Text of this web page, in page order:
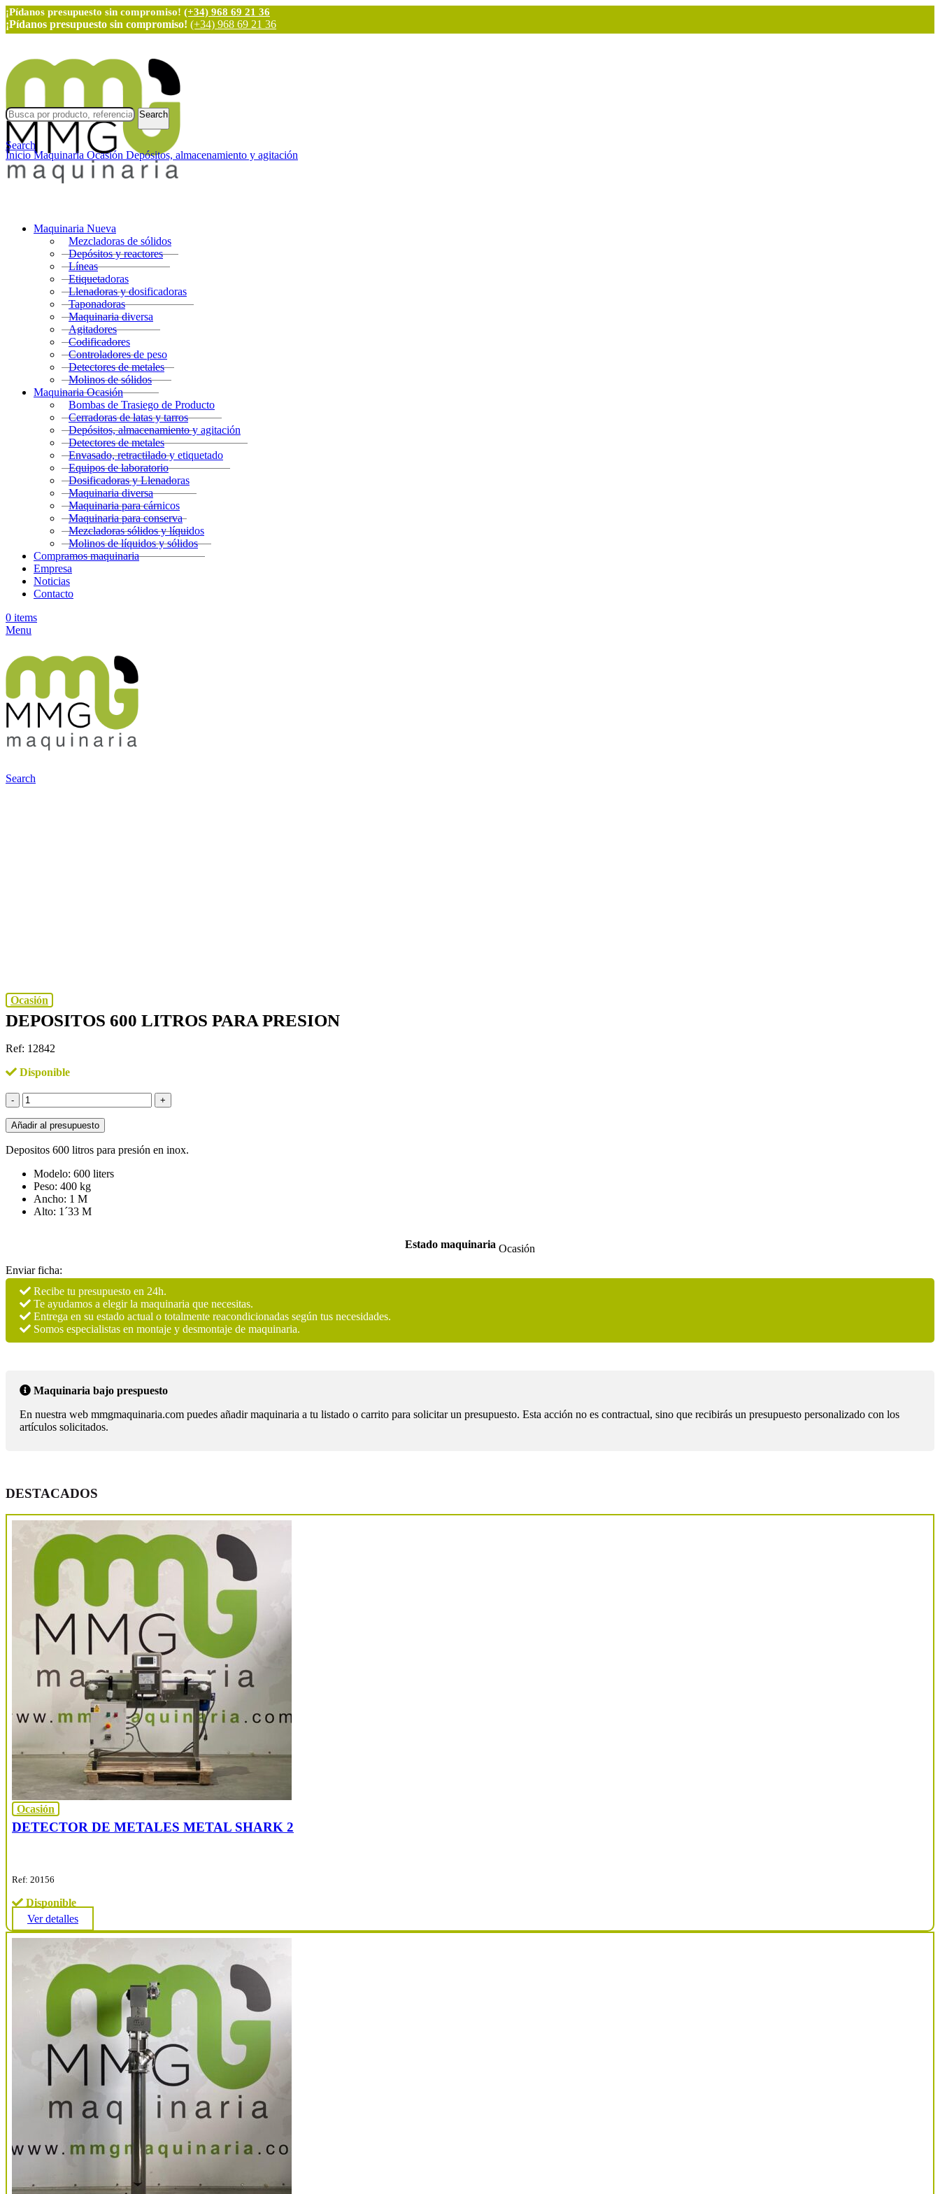
¡Pídanos presupuesto sin compromiso! (+34) 968 69 21 36
¡Pídanos presupuesto sin compromiso! (+34) 968 69 21 36
Maquinaria Nueva
Mezcladoras de sólidos
Depósitos y reactores
Líneas
Etiquetadoras
Llenadoras y dosificadoras
Taponadoras
Maquinaria diversa
Agitadores
Codificadores
Controladores de peso
Detectores de metales
Molinos de sólidos
Maquinaria Ocasión
Bombas de Trasiego de Producto
Cerradoras de latas y tarros
Depósitos, almacenamiento y agitación
Detectores de metales
Envasado, retractilado y etiquetado
Equipos de laboratorio
Dosificadoras y Llenadoras
Maquinaria diversa
Maquinaria para cárnicos
Maquinaria para conserva
Mezcladoras sólidos y líquidos
Molinos de líquidos y sólidos
Compramos maquinaria
Empresa
Noticias
Contacto
0 items
Menu
Search
Search
Search
Inicio Maquinaria Ocasión Depósitos, almacenamiento y agitación
Ocasión
DEPOSITOS 600 LITROS PARA PRESION
Ref: 12842
Disponible
Depositos
600
litros
para
presion
Añadir al presupuesto
Depositos 600 litros para presión en inox.
Modelo: 600 liters
Peso: 400 kg
Ancho: 1 M
Alto: 1´33 M
Estado maquinaria Ocasión
Enviar ficha:
Recibe tu presupuesto en 24h.
Te ayudamos a elegir la maquinaria que necesitas.
Entrega en su estado actual o totalmente reacondicionadas según tus necesidades.
Somos especialistas en montaje y desmontaje de maquinaria.
Maquinaria bajo prespuesto
En nuestra web mmgmaquinaria.com puedes añadir maquinaria a tu listado o carrito para solicitar un presupuesto. Esta acción no es contractual, sino que recibirás un presupuesto personalizado con los
artículos solicitados.
DESTACADOS
Ocasión
DETECTOR DE METALES METAL SHARK 2
Ref: 20156
Disponible
Ver detalles